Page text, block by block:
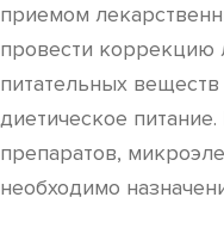
приемом
провести коррекцию
питательных
диетическое
препаратов,
необходимо